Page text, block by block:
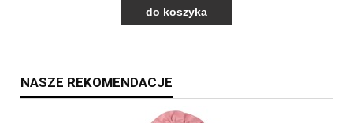
do koszyka
NASZE REKOMENDACJE